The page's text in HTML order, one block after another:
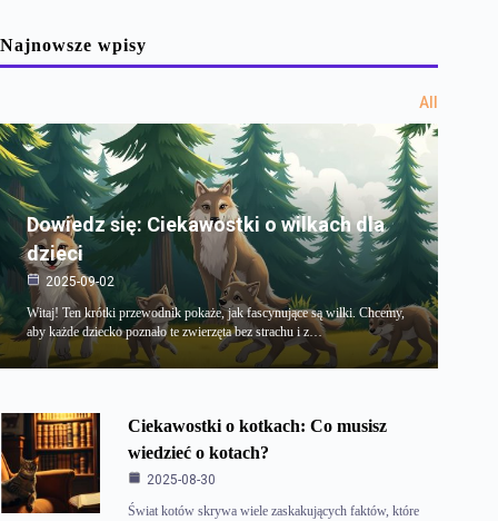
Najnowsze wpisy
All
Dowiedz się: Ciekawostki o wilkach dla
dzieci
2025-09-02
Witaj! Ten krótki przewodnik pokaże, jak fascynujące są wilki. Chcemy,
aby każde dziecko poznało te zwierzęta bez strachu i z…
Ciekawostki o kotkach: Co musisz
wiedzieć o kotach?
2025-08-30
Świat kotów skrywa wiele zaskakujących faktów, które